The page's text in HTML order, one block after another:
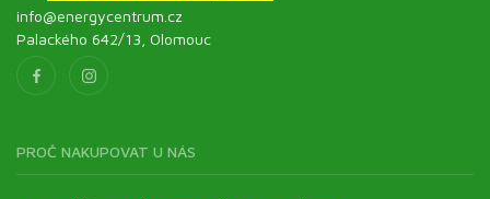
info@energycentrum.cz
Palackého 642/13, Olomouc
PROČ NAKUPOVAT U NÁS